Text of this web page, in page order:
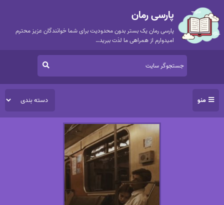
پارسی رمان
پارسی رمان یک بستر بدون محدودیت برای شما خوانندگان عزیز محترم
امیدوارم از همراهی ما لذت ببرید…
منو